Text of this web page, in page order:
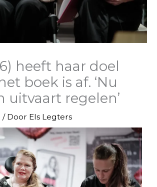
heeft haar doel
boek is af. ‘Nu
uitvaart regelen’
/ Door Els Legters